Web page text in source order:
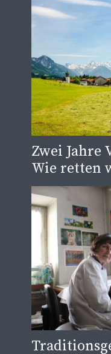
Zwei Jahre
Wie retten